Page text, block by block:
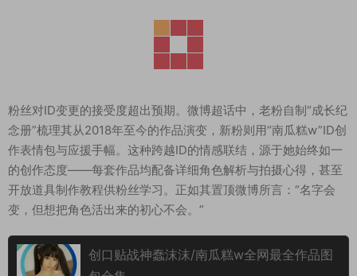
粉丝对ID变更的接受度超出预期。微博超话中，老粉自制“成长纪
念册”梳理其从2018年至今的作品演变，新粉则用“南瓜糕w”ID创
作表情包与应援手幅。这种跨越ID的情感联结，源于她始终如一
的创作态度——每套作品均配备详细角色解析与拍摄心得，甚至
开放道具制作教程供粉丝学习。正如其置顶微博所言：“名字会
变，但想把角色活出来的初心不会。”
创口贴战神蠢沫沫/南瓜糕w全网最全作品图